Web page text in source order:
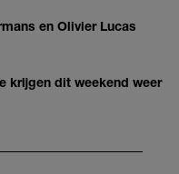
en Olivier Lucas
krijgen dit weekend weer